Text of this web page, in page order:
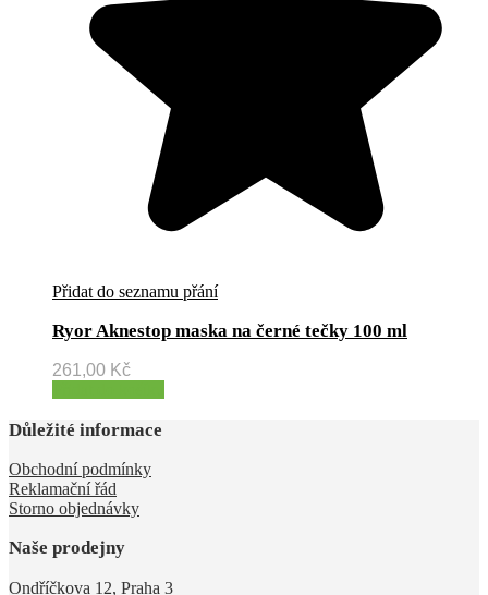
Přidat do seznamu přání
Ryor Aknestop maska na černé tečky 100 ml
261,00 Kč
Důležité informace
Obchodní podmínky
Reklamační řád
Storno objednávky
Naše prodejny
Ondříčkova 12, Praha 3